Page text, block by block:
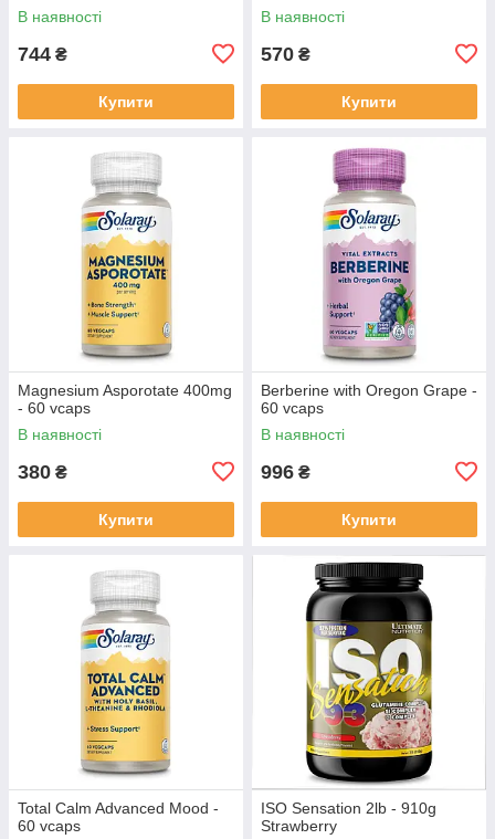
В наявності
744 ₴
Купити
В наявності
570 ₴
Купити
Magnesium Asporotate 400mg
- 60 vcaps
В наявності
380 ₴
Купити
Berberine with Oregon Grape -
60 vcaps
В наявності
996 ₴
Купити
Total Calm Advanced Mood -
60 vcaps
ISO Sensation 2lb - 910g
Strawberry